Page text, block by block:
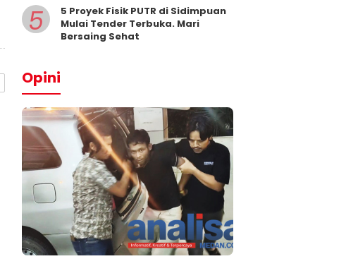
5
5 Proyek Fisik PUTR di Sidimpuan
Mulai Tender Terbuka. Mari
Bersaing Sehat
Opini